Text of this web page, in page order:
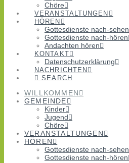
Chöre
VERANSTALTUNGEN
HÖREN
Gottesdienste nach-sehen
Gottesdienste nach-hören
Andachten hören
KONTAKT
Datenschutzerklärung
NACHRICHTEN
SEARCH
WILLKOMMEN
GEMEINDE
Kinder
Jugend
Chöre
VERANSTALTUNGEN
HÖREN
Gottesdienste nach-sehen
Gottesdienste nach-hören